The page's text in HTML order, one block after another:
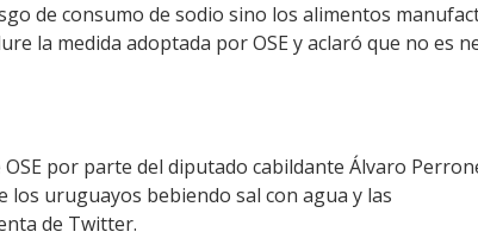
de consumo de sodio sino los alimentos
la medida adoptada por OSE y aclaró que no es
por parte del diputado cabildante Álvaro
uruguayos bebiendo sal con agua y las
de Twitter.